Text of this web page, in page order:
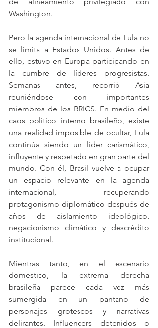
Washington.
Pero la agenda internacional de Lula no
se limita a Estados Unidos. Antes de
ello, estuvo en Europa participando en
la cumbre de líderes progresistas.
Semanas antes, recorrió Asia
reuniéndose con importantes
miembros de los BRICS. En medio del
caos político interno brasileño, existe
una realidad imposible de ocultar, Lula
continúa siendo un líder carismático,
influyente y respetado en gran parte del
mundo. Con él, Brasil vuelve a ocupar
un espacio relevante en la agenda
internacional, recuperando
protagonismo diplomático después de
años de aislamiento ideológico,
negacionismo climático y descrédito
institucional.
Mientras tanto, en el escenario
doméstico, la extrema derecha
brasileña parece cada vez más
sumergida en un pantano de
personajes grotescos y narrativas
delirantes. Influencers detenidos o